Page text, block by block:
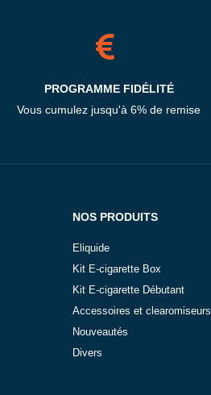
PROGRAMME FIDÉLITÉ
Vous cumulez jusqu'à 6% de remise
NOS PRODUITS
Eliquide
Kit E-cigarette Box
Kit E-cigarette Débutant
Accessoires et clearomiseurs
Nouveautés
Divers